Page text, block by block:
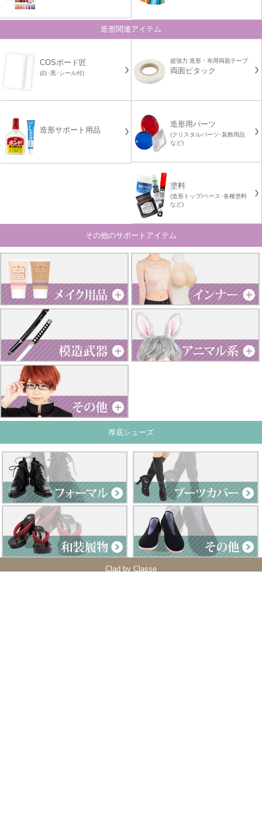
造形関連アイテム
COSボード匠
(白･黒･シール付)
超強力 造形・布用両面テープ
両面ピタック
造形サポート用品
造形用パーツ
(クリスタルパーツ･装飾用品
など)
塗料
(造形トップ/ベース･各種塗料
など)
その他のサポートアイテム
厚底シューズ
Clad by Classe